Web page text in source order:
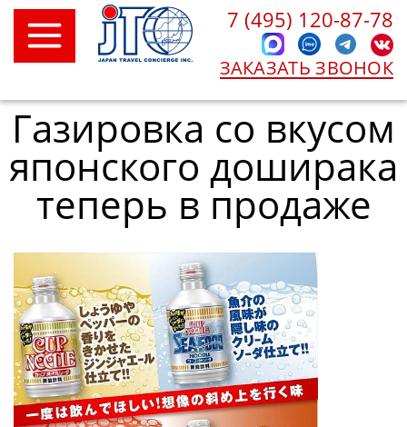
7 (495) 120-87-78
ЗАКАЗАТЬ ЗВОНОК
Газировка со вкусом
японского доширака
теперь в продаже